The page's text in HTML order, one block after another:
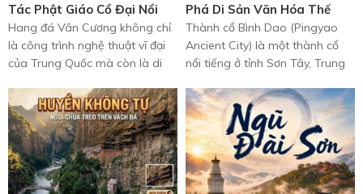
Tác Phật Giáo Cổ Đại Nổi
Tiếng Của Trung Quốc
Hang đá Vân Cương không chỉ
là công trình nghệ thuật vĩ đại
của Trung Quốc mà còn là di
Phá Di Sản Văn Hóa Thế
Giới Cổ Kính Nhất Trung
Quốc
Thành cổ Bình Dao (Pingyao
Ancient City) là một thành cổ
nổi tiếng ở tỉnh Sơn Tây, Trung